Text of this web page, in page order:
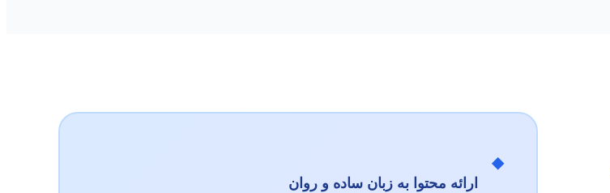
◆
ارائه محتوا به زبان ساده و روان